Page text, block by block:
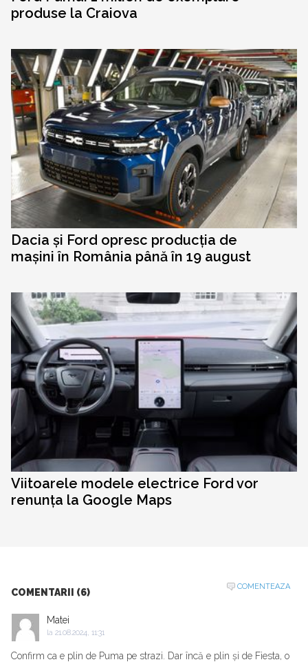
produse la Craiova
Dacia și Ford opresc producția de
mașini în România până în 19 august
Viitoarele modele electrice Ford vor
renunța la Google Maps
COMENTARII (6)
COMENTEAZA
Matei
la 21.08.2024, 11:31
Confirm ca e plin de Puma pe strazi. Dar încă e plin și de Fiesta, o